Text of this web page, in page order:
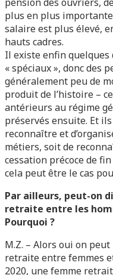
plus en plus
salaire est plus élevé,
hauts cadres.
Il existe enfin quelques
« spéciaux », donc des
généralement peu de
produit de l’histoire –
antérieurs au régime
préservés ensuite. Et
reconnaître et
métiers, soit de
cessation précoce de
cela peut être le cas
Par ailleurs, peut-on
retraite entre les
Pourquoi ?
M.Z. – Alors oui on
retraite entre femmes
2020, une femme